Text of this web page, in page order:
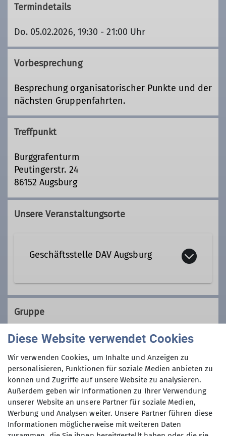
Termindetails
Do. 05.02.2026, 19:30 - 21:00 Uhr
Vorbesprechung
Besprechung organisatorischer Punkte und der
nächsten Gruppenfahrten.
Treffpunkt
Burggrafenturm
Peutingerstr. 24
86152 Augsburg
Unsere Veranstaltungsorte
Geschäftsstelle DAV Augsburg
Peutingerstr. 24
Gruppe
Unterwegsgruppe
Details
Diese Website verwendet Cookies
Wir verwenden Cookies, um Inhalte und Anzeigen zu
personalisieren, Funktionen für soziale Medien anbieten zu
können und Zugriffe auf unsere Website zu analysieren.
Außerdem geben wir Informationen zu Ihrer Verwendung
unserer Website an unsere Partner für soziale Medien,
Werbung und Analysen weiter. Unsere Partner führen diese
Informationen möglicherweise mit weiteren Daten